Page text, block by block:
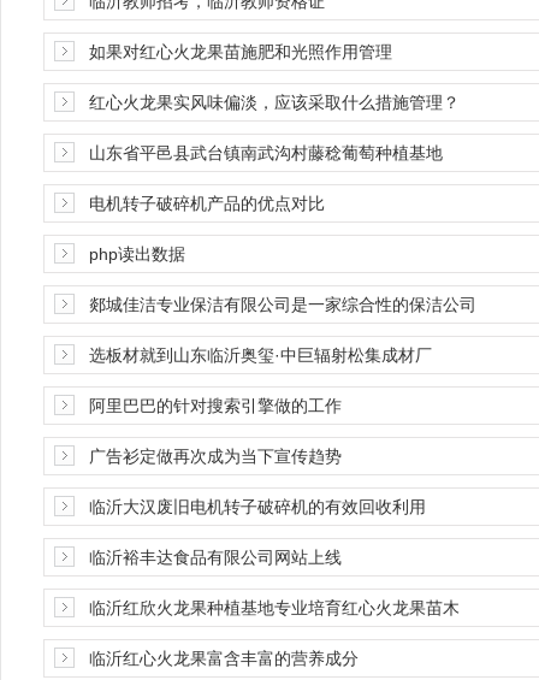
如果对红心火龙果苗施肥和光照作用管理
红心火龙果实风味偏淡，应该采取什么措施管理？
山东省平邑县武台镇南武沟村藤稔葡萄种植基地
电机转子破碎机产品的优点对比
php读出数据
郯城佳洁专业保洁有限公司是一家综合性的保洁公司
选板材就到山东临沂奥玺·中巨辐射松集成材厂
阿里巴巴的针对搜索引擎做的工作
广告衫定做再次成为当下宣传趋势
临沂大汉废旧电机转子破碎机的有效回收利用
临沂裕丰达食品有限公司网站上线
临沂红欣火龙果种植基地专业培育红心火龙果苗木
临沂红心火龙果富含丰富的营养成分